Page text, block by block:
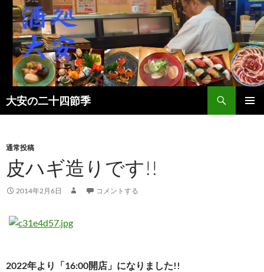
大安の二十四節季
検
索
ン
ツ
へ
キ
プ
通常投稿
皮ハギ造りです!!
2014年2月6日 コメントする
2022年より「16:00開店」になりました!!